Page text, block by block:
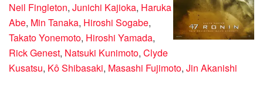
Neil Fingleton, Junichi Kajioka, Haruka
Abe, Min Tanaka, Hiroshi Sogabe,
Takato Yonemoto, Hiroshi Yamada,
Rick Genest, Natsuki Kunimoto, Clyde
Kusatsu, Kô Shibasaki, Masashi Fujimoto, Jin Akanishi